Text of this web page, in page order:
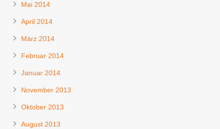
Mai 2014
April 2014
März 2014
Februar 2014
Januar 2014
November 2013
Oktober 2013
August 2013